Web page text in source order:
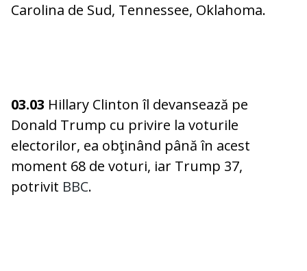
Carolina de Sud, Tennessee, Oklahoma.
03.03 Hillary Clinton îl devansează pe
Donald Trump cu privire la voturile
electorilor, ea obţinând până în acest
moment 68 de voturi, iar Trump 37,
potrivit BBC.